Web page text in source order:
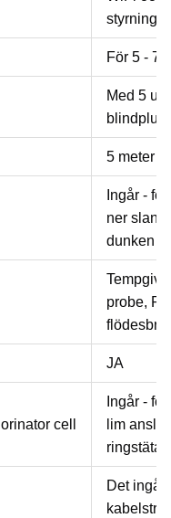
styrning
För 5 - 75
Med 5
5 meter
Ingår -
ner
dunken
probe,
JA
cell
Ingår -
lim
Det ingår